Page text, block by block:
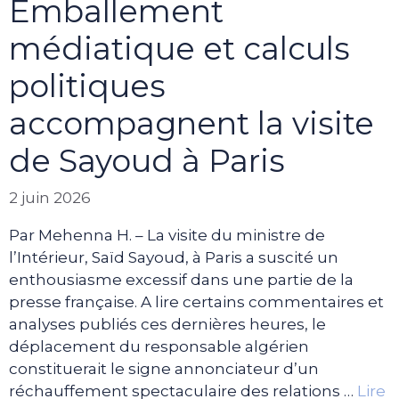
Emballement
médiatique et calculs
politiques
accompagnent la visite
de Sayoud à Paris
2 juin 2026
Par Mehenna H. – La visite du ministre de
l’Intérieur, Saïd Sayoud, à Paris a suscité un
enthousiasme excessif dans une partie de la
presse française. A lire certains commentaires et
analyses publiés ces dernières heures, le
déplacement du responsable algérien
constituerait le signe annonciateur d’un
réchauffement spectaculaire des relations … Lire